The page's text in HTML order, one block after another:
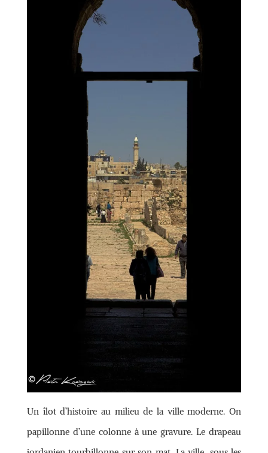
Un îlot d’histoire au milieu de la ville moderne. On
papillonne d’une colonne à une gravure. Le drapeau